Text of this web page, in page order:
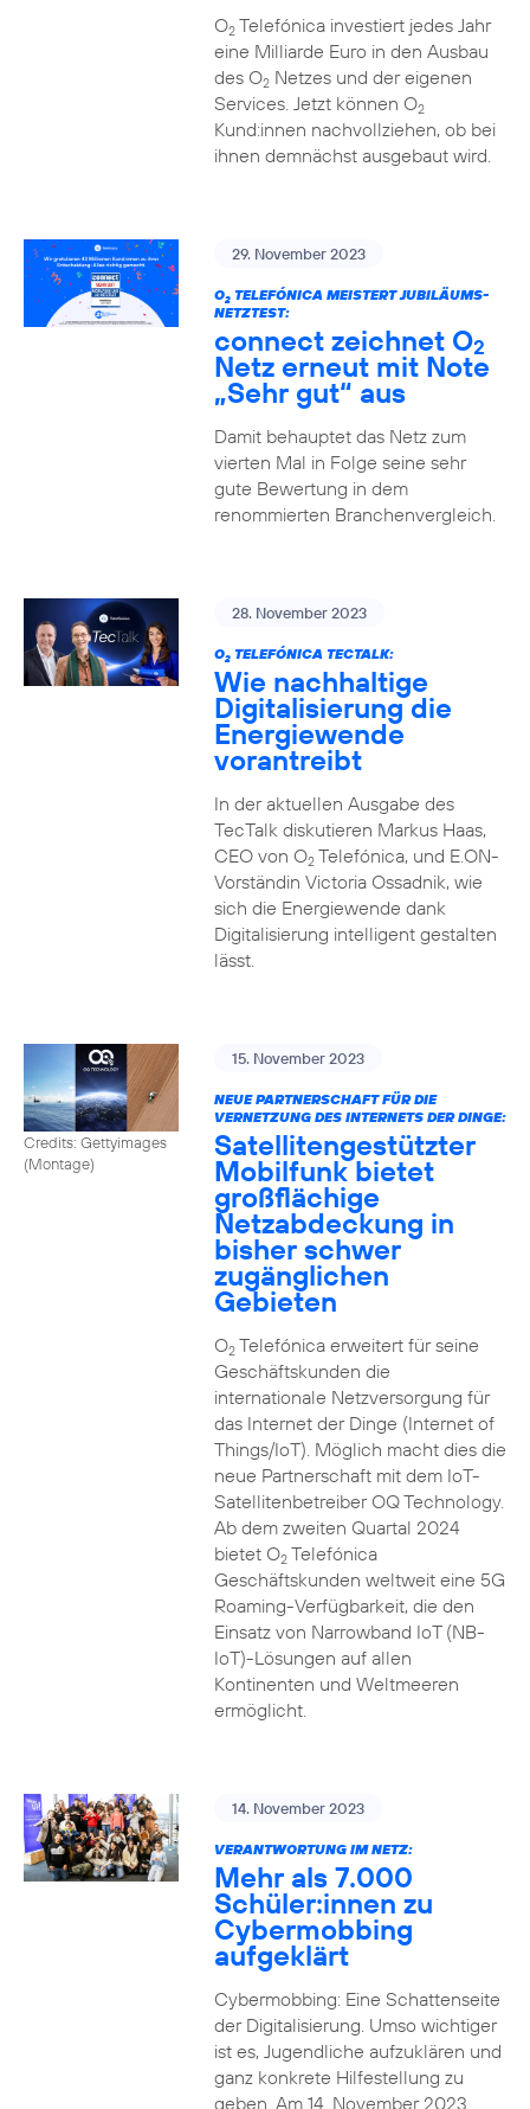
O2Telefónica investiert jedes Jahr
eine Milliarde Euro in den Ausbau
des O2Netzes und der eigenen
Services. Jetzt können O2
Kund:innen nachvollziehen, ob bei
ihnen demnächst ausgebaut wird.
29. November 2023
O2TELEFÓNICA MEISTERT JUBILÄUMS-
NETZTEST:
connect zeichnet O2
Netz erneut mit Note
„Sehr gut“ aus
Damit behauptet das Netz zum
vierten Mal in Folge seine sehr
gute Bewertung in dem
renommierten Branchenvergleich.
28. November 2023
O2TELEFÓNICA TECTALK:
Wie nachhaltige
Digitalisierung die
Energiewende
vorantreibt
In der aktuellen Ausgabe des
TecTalk diskutieren Markus Haas,
CEO von O2Telefónica, und E.ON-
Vorständin Victoria Ossadnik, wie
sich die Energiewende dank
Digitalisierung intelligent gestalten
lässt.
Credits: Gettyimages
(Montage)
15. November 2023
NEUE PARTNERSCHAFT FÜR DIE
VERNETZUNG DES INTERNETS DER DINGE:
Satellitengestützter
Mobilfunk bietet
großflächige
Netzabdeckung in
bisher schwer
zugänglichen
Gebieten
O2Telefónica erweitert für seine
Geschäftskunden die
internationale Netzversorgung für
das Internet der Dinge (Internet of
Things/IoT). Möglich macht dies die
neue Partnerschaft mit dem IoT-
Satellitenbetreiber OQ Technology.
Ab dem zweiten Quartal 2024
bietet O2Telefónica
Geschäftskunden weltweit eine 5G
Roaming-Verfügbarkeit, die den
Einsatz von Narrowband IoT (NB-
IoT)-Lösungen auf allen
Kontinenten und Weltmeeren
ermöglicht.
14. November 2023
VERANTWORTUNG IM NETZ:
Mehr als 7.000
Schüler:innen zu
Cybermobbing
aufgeklärt
Cybermobbing: Eine Schattenseite
der Digitalisierung. Umso wichtiger
ist es, Jugendliche aufzuklären und
ganz konkrete Hilfestellung zu
geben. Am 14. November 2023